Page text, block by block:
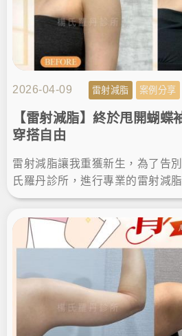
2026-04-09 雷射減脂 案例分享
【雷射減脂】終於甩開蝴蝶
穿搭自由
雷射減脂讓我重獲新生，為了告
氏羅丹診所，進行專業的雷射減
成功瘦手臂，術後的減脂成果也
穿上無袖上衣！